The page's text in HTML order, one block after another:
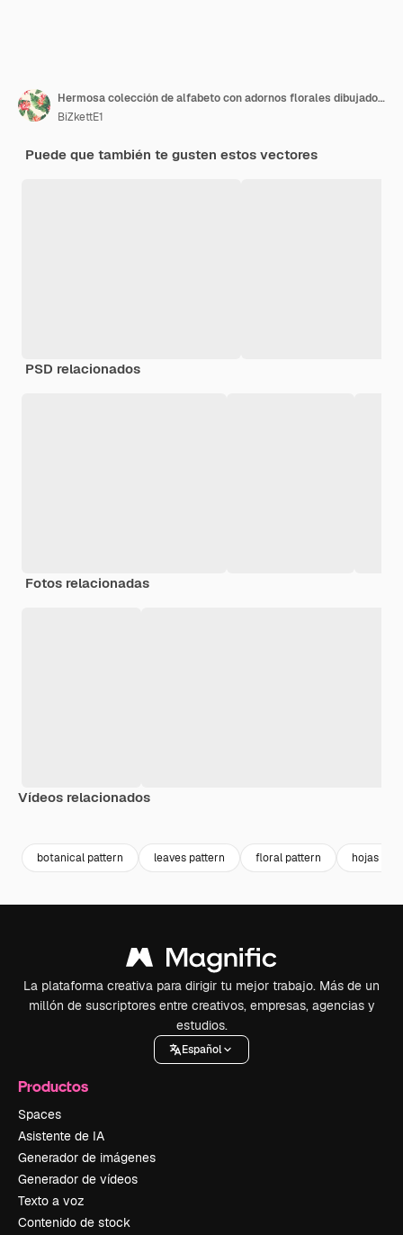
Hermosa colección de alfabeto con adornos florales dibujados a mano
BiZkettE1
Puede que también te gusten estos vectores
PSD relacionados
Fotos relacionadas
Vídeos relacionados
botanical pattern leaves pattern floral pattern hojas
La plataforma creativa para dirigir tu mejor trabajo. Más de un
millón de suscriptores entre creativos, empresas, agencias y
estudios.
Español
Productos
Spaces
Asistente de IA
Generador de imágenes
Generador de vídeos
Texto a voz
Contenido de stock